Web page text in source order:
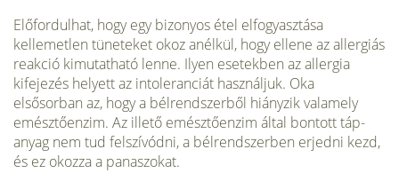
Előfordulhat, hogy egy bizonyos étel elfogyasztása
kellemetlen tüne­teket okoz anélkül, hogy ellene az allergiás
reakció kimutatható lenne. Ilyen esetekben az allergia
kifejezés helyett az intoleranciát használjuk. Oka
elsősorban az, hogy a bélrendszerből hiányzik valamely
emésztőenzim. Az illető emésztőenzim által bontott táp­
anyag nem tud felszívódni, a bél­rendszerben erjedni kezd,
és ez okozza a panaszokat.